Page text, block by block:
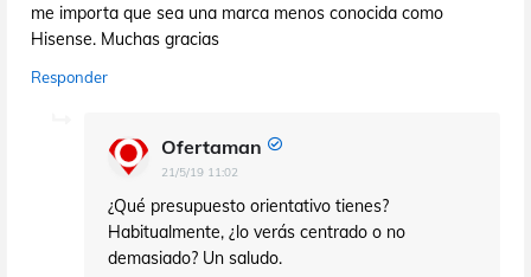
me importa que sea una marca menos conocida como
Hisense. Muchas gracias
Responder
Ofertaman
21/5/19 11:02
¿Qué presupuesto orientativo tienes?
Habitualmente, ¿lo verás centrado o no
demasiado? Un saludo.